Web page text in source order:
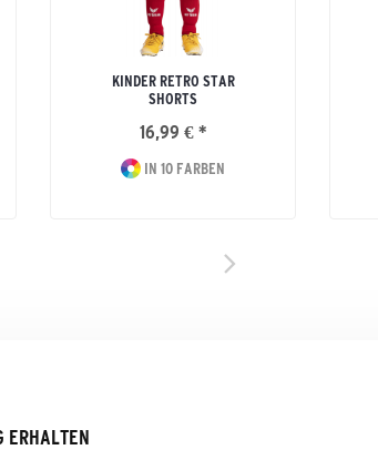
KINDER RETRO STAR
SHORTS
16,99 € *
IN 10 FARBEN
ERHALTEN